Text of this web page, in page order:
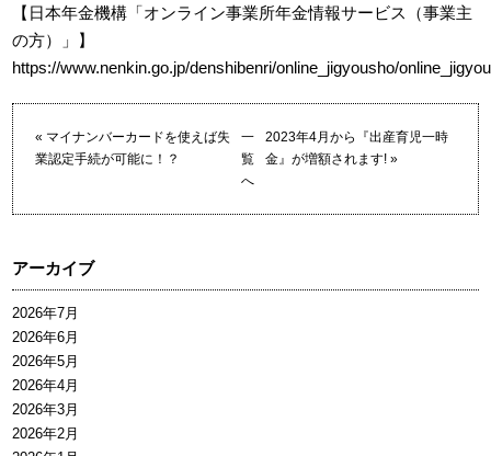
【日本年金機構「オンライン事業所年金情報サービス（事業主
の方）」】
https://www.nenkin.go.jp/denshibenri/online_jigyousho/
« マイナンバーカードを使えば失
業認定手続が可能に！？
一
覧
へ
2023年4月から『出産育児一時
金』が増額されます!»
アーカイブ
2026年7月
2026年6月
2026年5月
2026年4月
2026年3月
2026年2月